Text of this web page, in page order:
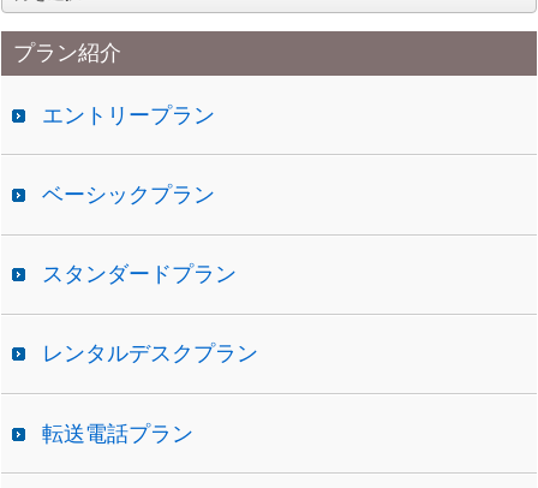
ー
カ
イプラン紹介
エントリープラン
ベーシックプラン
スタンダードプラン
レンタルデスクプラン
転送電話プラン